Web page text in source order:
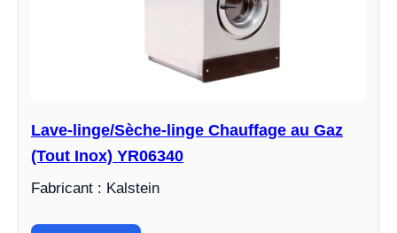
Lave-linge/Sèche-linge Chauffage au Gaz
(Tout Inox) YR06340
Fabricant : Kalstein